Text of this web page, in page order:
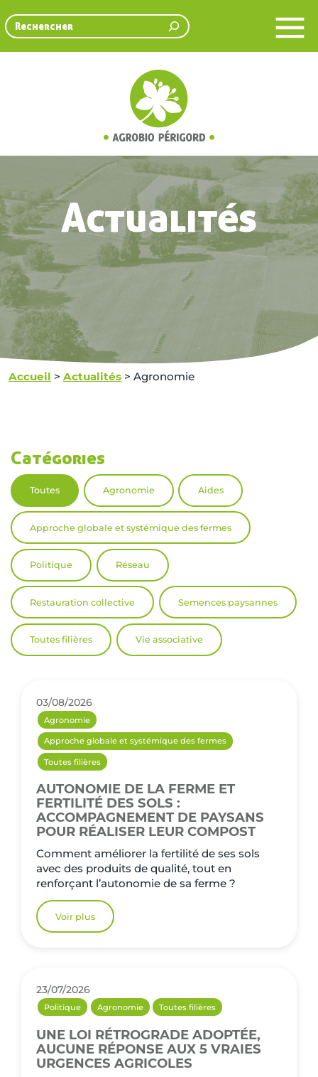
Rechercher
Actualités
Accueil > Actualités > Agronomie
Catégories
Toutes Agronomie Aides
Approche globale et systémique des fermes
Politique Réseau
Restauration collective Semences paysannes
Toutes filières Vie associative
03/08/2026
Agronomie
Approche globale et systémique des fermes
Toutes filières
AUTONOMIE DE LA FERME ET
FERTILITÉ DES SOLS :
ACCOMPAGNEMENT DE PAYSANS
POUR RÉALISER LEUR COMPOST
Comment améliorer la fertilité de ses sols
avec des produits de qualité, tout en
renforçant l’autonomie de sa ferme ?
Voir plus
23/07/2026
Politique Agronomie Toutes filières
UNE LOI RÉTROGRADE ADOPTÉE,
AUCUNE RÉPONSE AUX 5 VRAIES
URGENCES AGRICOLES